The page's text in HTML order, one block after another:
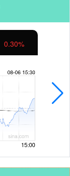
0.30%